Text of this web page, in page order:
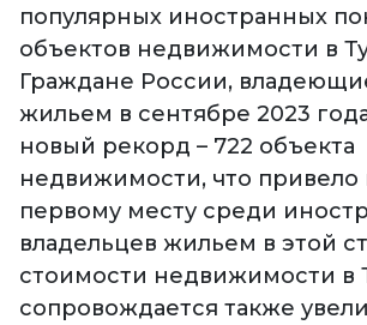
популярных иностранных
объектов недвижимости в
Граждане России,
жильем в сентябре 2023
новый рекорд – 722 объекта
недвижимости, что привело
первому месту среди
владельцев жильем в этой
стоимости недвижимости в
сопровождается также